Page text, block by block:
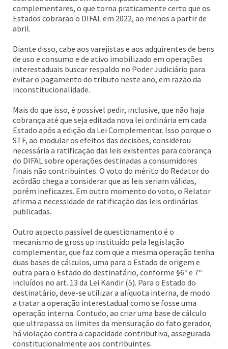
complementares, o que torna praticamente certo que os
Estados cobrarão o DIFAL em 2022, ao menos a partir de
abril.
Diante disso, cabe aos varejistas e aos adquirentes de bens
de uso e consumo e de ativo imobilizado em operações
interestaduais buscar respaldo no Poder Judiciário para
evitar o pagamento do tributo neste ano, em razão da
inconstitucionalidade.
Mais do que isso, é possível pedir, inclusive, que não haja
cobrança até que seja editada nova lei ordinária em cada
Estado após a edição da Lei Complementar. Isso porque o
STF, ao modular os efeitos das decisões, considerou
necessária a ratificação das leis existentes para cobrança
do DIFAL sobre operações destinadas a consumidores
finais não contribuintes. O voto do mérito do Redator do
acórdão chega a considerar que as leis seriam válidas,
porém ineficazes. Em outro momento do voto, o Relator
afirma a necessidade de ratificação das leis ordinárias
publicadas.
Outro aspecto passível de questionamento é o
mecanismo de gross up instituído pela legislação
complementar, que faz com que a mesma operação tenha
duas bases de cálculos, uma para o Estado de origem e
outra para o Estado do destinatário, conforme §6º e 7º
incluídos no art. 13 da Lei Kandir (5). Para o Estado do
destinatário, deve-se utilizar a alíquota interna, de modo
a tratar a operação interestadual como se fosse uma
operação interna. Contudo, ao criar uma base de cálculo
que ultrapassa os limites da mensuração do fato gerador,
há violação contra a capacidade contributiva, assegurada
constitucionalmente aos contribuintes.